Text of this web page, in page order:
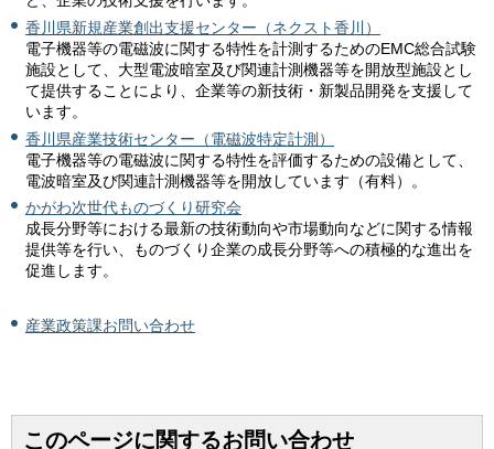
香川県新規産業創出支援センター（ネクスト香川）
電子機器等の電磁波に関する特性を計測するためのEMC総合試験
施設として、大型電波暗室及び関連計測機器等を開放型施設とし
て提供することにより、企業等の新技術・新製品開発を支援して
います。
香川県産業技術センター（電磁波特定計測）
電子機器等の電磁波に関する特性を評価するための設備として、
電波暗室及び関連計測機器等を開放しています（有料）。
かがわ次世代ものづくり研究会
成長分野等における最新の技術動向や市場動向などに関する情報
提供等を行い、ものづくり企業の成長分野等への積極的な進出を
促進します。
産業政策課お問い合わせ
このページに関するお問い合わせ